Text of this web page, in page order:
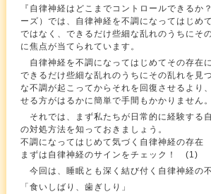
『自律神経はどこまでコントロールできるか
ーズ）では、自律神経を不調になってはじめ
ではなく、できるだけ些細な乱れのうちにそ
に焦点が当てられています。
自律神経を不調になってはじめてその存在
できるだけ些細な乱れのうちにその乱れを見
な不調が起こってからそれを回復させるより
せる方がはるかに簡単で手間もかかりません。
それでは、まず私たちが日常的に経験する
の対処方法を知っておきましょう。
不調になってはじめて気づく自律神経の存在
まずは自律神経のサインをチェック！ (1)
今回は、睡眠とも深く結び付く自律神経の不
「食いしばり、歯ぎしり」